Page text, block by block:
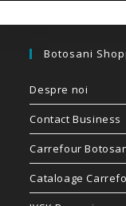
Botosani
Despre noi
Contact Business
Carrefour
Cataloage